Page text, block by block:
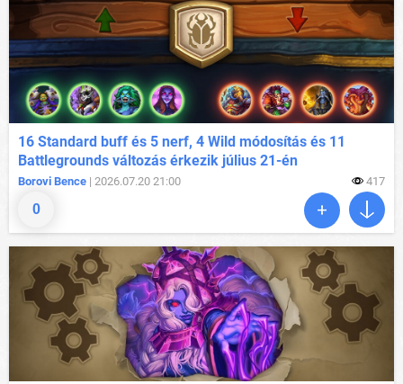
0
16 Standard buff és 5 nerf, 4 Wild módosítás és 11
Battlegrounds változás érkezik július 21-én
Borovi Bence | 2026.07.20 21:00 417